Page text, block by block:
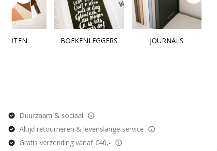
BOEKENLEGGERS JOURNALS
Duurzaam & sociaal
Altijd retourneren & levenslange service
Gratis verzending vanaf €40,-